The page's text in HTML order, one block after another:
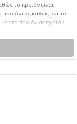
το προϊόν είναι
καθώς και το
από προϊόν σε προϊόν.